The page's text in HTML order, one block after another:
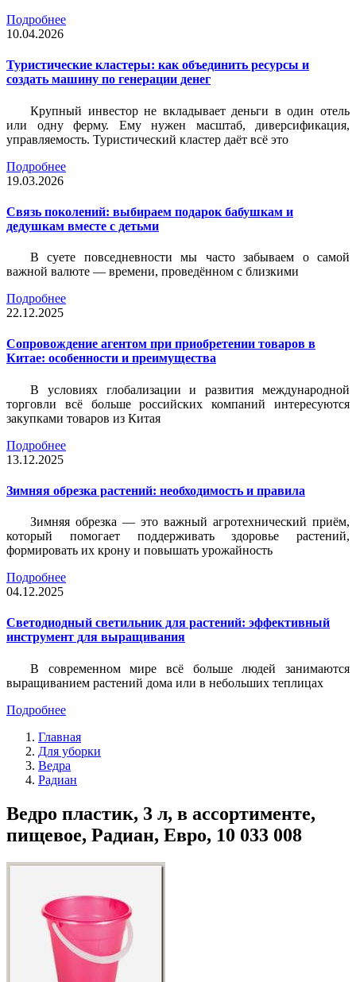
Подробнее
10.04.2026
Туристические кластеры: как объединить ресурсы и
создать машину по генерации денег
Крупный инвестор не вкладывает деньги в один отель
или одну ферму. Ему нужен масштаб, диверсификация,
управляемость. Туристический кластер даёт всё это
Подробнее
19.03.2026
Связь поколений: выбираем подарок бабушкам и
дедушкам вместе с детьми
В суете повседневности мы часто забываем о самой
важной валюте — времени, проведённом с близкими
Подробнее
22.12.2025
Сопровождение агентом при приобретении товаров в
Китае: особенности и преимущества
В условиях глобализации и развития международной
торговли всё больше российских компаний интересуются
закупками товаров из Китая
Подробнее
13.12.2025
Зимняя обрезка растений: необходимость и правила
Зимняя обрезка — это важный агротехнический приём,
который помогает поддерживать здоровье растений,
формировать их крону и повышать урожайность
Подробнее
04.12.2025
Светодиодный светильник для растений: эффективный
инструмент для выращивания
В современном мире всё больше людей занимаются
выращиванием растений дома или в небольших теплицах
Подробнее
Главная
Для уборки
Ведра
Радиан
Ведро пластик, 3 л, в ассортименте,
пищевое, Радиан, Евро, 10 033 008